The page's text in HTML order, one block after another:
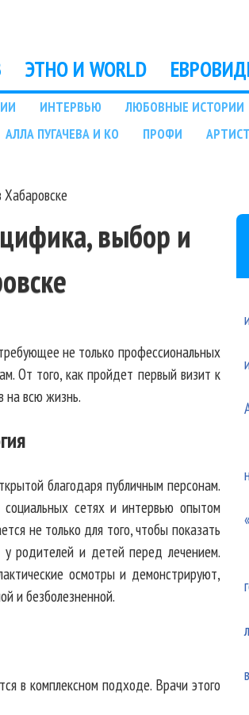
ЭТНО И WORLD
ИНТЕРВЬЮ ЛЮБОВНЫЕ ИСТОРИИ
АЛЛА ПУГАЧЕВА И КО ПРОФИ
выбор и
не только профессиональных
От того, как пройдет первый визит к
на всю жизнь.
благодаря публичным персонам.
сетях и интервью опытом
не только для того, чтобы показать
родителей и детей перед лечением.
осмотры и демонстрируют,
и безболезненной.
в комплексном подходе. Врачи этого